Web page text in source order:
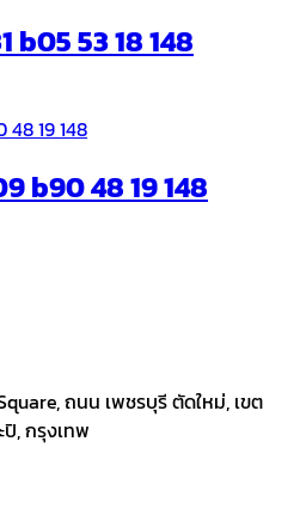
b05 53 18 148
b90 48 19 148
ถนน เพชรบุรี ตัดใหม่, เขต
ปิ, กรุงเทพ